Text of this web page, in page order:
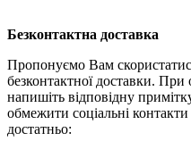
Безконтактна доставка
Пропонуємо Вам
безконтактної доставки.
напишіть відповідну
обмежити соціальні
достатньо: